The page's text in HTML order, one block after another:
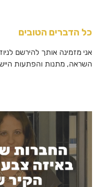
כל הדברים הטובים
אני מזמינה אותך להירשם
השראה, מתנות והפתעות